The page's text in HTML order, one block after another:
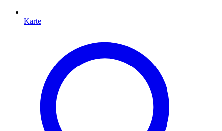
Karte